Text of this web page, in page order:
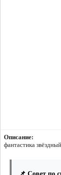
Описание:
фантастика